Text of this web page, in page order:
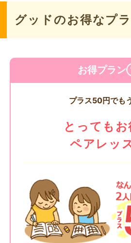
グッドのお得なプ
お得プラ
プラス50円でも
とってもお
ペアレッ